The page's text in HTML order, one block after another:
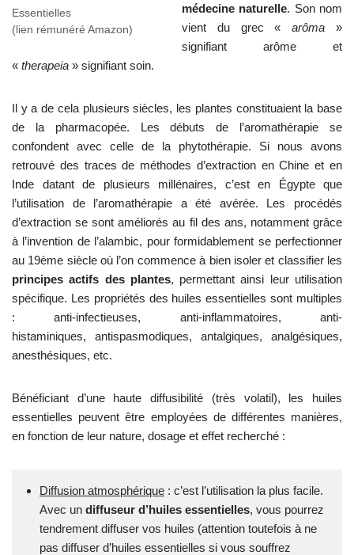
Essentielles
(lien rémunéré Amazon)
médecine naturelle. Son nom
vient du grec «arôma »
signifiant arôme et
« therapeia » signifiant soin.
Il y a de cela plusieurs siècles, les plantes constituaient la base
de la pharmacopée. Les débuts de l’aromathérapie se
confondent avec celle de la phytothérapie. Si nous avons
retrouvé des traces de méthodes d’extraction en Chine et en
Inde datant de plusieurs millénaires, c’est en Égypte que
l’utilisation de l’aromathérapie a été avérée. Les procédés
d’extraction se sont améliorés au fil des ans, notamment grâce
à l’invention de l’alambic, pour formidablement se perfectionner
au 19ème siècle où l’on commence à bien isoler et classifier les
principes actifs des plantes, permettant ainsi leur utilisation
spécifique. Les propriétés des huiles essentielles sont multiples
: anti-infectieuses, anti-inflammatoires, anti-
histaminiques, antispasmodiques, antalgiques, analgésiques,
anesthésiques, etc.
Bénéficiant d’une haute diffusibilité (très volatil), les huiles
essentielles peuvent être employées de différentes manières,
en fonction de leur nature, dosage et effet recherché :
Diffusion atmosphérique : c’est l’utilisation la plus facile.
Avec un diffuseur d’huiles essentielles, vous pourrez
tendrement diffuser vos huiles (attention toutefois à ne
pas diffuser d’huiles essentielles si vous souffrez